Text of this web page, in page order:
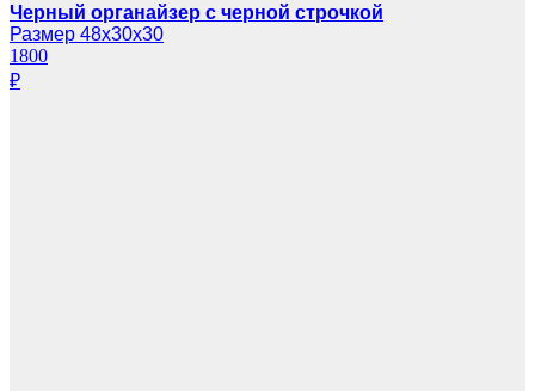
Черный органайзер с черной строчкой
Размер 48х30х30
1800
₽